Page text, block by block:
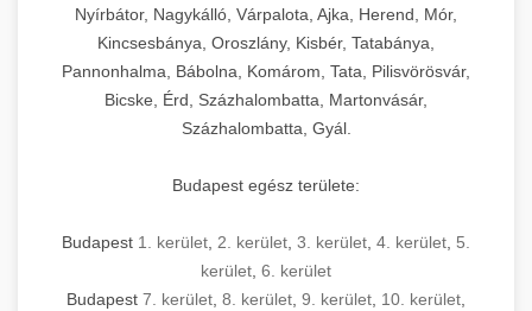
Nyírbátor, Nagykálló, Várpalota, Ajka, Herend, Mór,
Kincsesbánya, Oroszlány, Kisbér, Tatabánya,
Pannonhalma, Bábolna, Komárom, Tata, Pilisvörösvár,
Bicske, Érd, Százhalombatta, Martonvásár,
Százhalombatta, Gyál.
Budapest egész területe:
Budapest 1. kerület, 2. kerület, 3. kerület, 4. kerület, 5.
kerület, 6. kerület
Budapest 7. kerület, 8. kerület, 9. kerület, 10. kerület,